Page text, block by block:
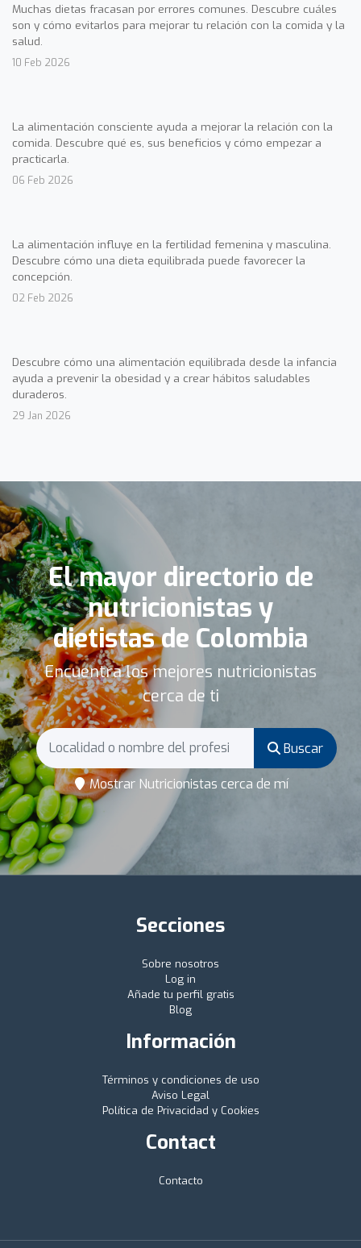
Muchas dietas fracasan por errores comunes. Descubre cuáles
son y cómo evitarlos para mejorar tu relación con la comida y la
salud.
10 Feb 2026
La alimentación consciente ayuda a mejorar la relación con la
comida. Descubre qué es, sus beneficios y cómo empezar a
practicarla.
06 Feb 2026
La alimentación influye en la fertilidad femenina y masculina.
Descubre cómo una dieta equilibrada puede favorecer la
concepción.
02 Feb 2026
Descubre cómo una alimentación equilibrada desde la infancia
ayuda a prevenir la obesidad y a crear hábitos saludables
duraderos.
29 Jan 2026
El mayor directorio de
nutricionistas y
dietistas de Colombia
Encuentra los mejores nutricionistas
cerca de ti
Buscar
Mostrar Nutricionistas cerca de mí
Secciones
Sobre nosotros
Log in
Añade tu perfil gratis
Blog
Información
Términos y condiciones de uso
Aviso Legal
Política de Privacidad y Cookies
Contact
Contacto